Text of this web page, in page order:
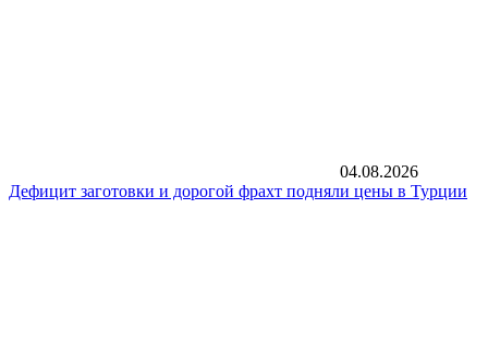
04.08.2026
Дефицит заготовки и дорогой фрахт подняли цены в Турции